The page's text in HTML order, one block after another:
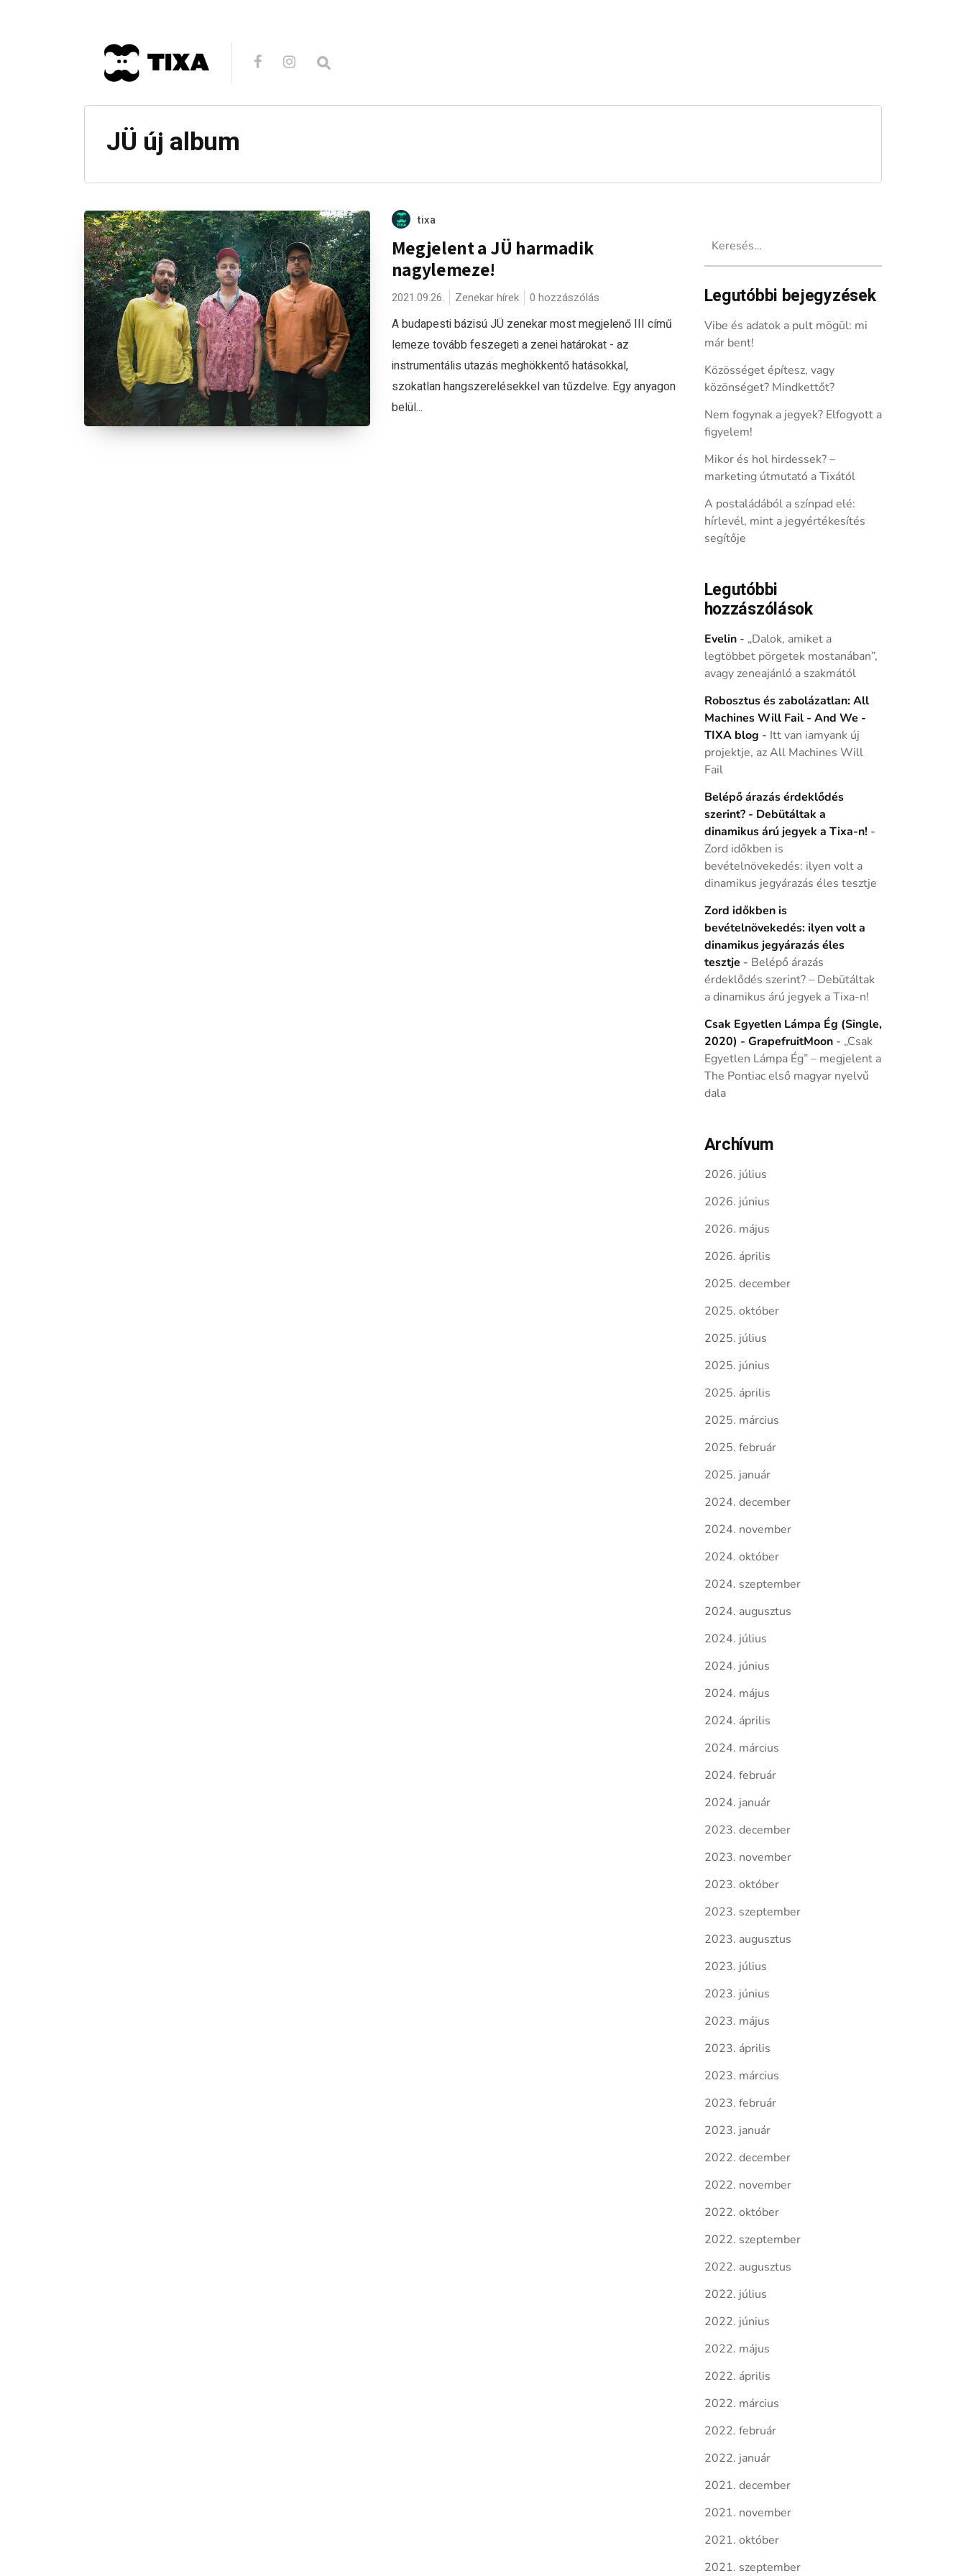
JÜ új album
tixa
Megjelent a JÜ harmadik
nagylemeze!
2021.09.26. Zenekar hírek 0 hozzászólás
A budapesti bázisú JÜ zenekar most megjelenő III című
lemeze tovább feszegeti a zenei határokat - az
instrumentális utazás meghökkentő hatásokkal,
szokatlan hangszerelésekkel van tűzdelve. Egy anyagon
belül...
Legutóbbi bejegyzések
Vibe és adatok a pult mögül: mi
már bent!
Közösséget építesz, vagy
közönséget? Mindkettőt?
Nem fogynak a jegyek? Elfogyott a
figyelem!
Mikor és hol hirdessek? –
marketing útmutató a Tixától
A postaládából a színpad elé:
hírlevél, mint a jegyértékesítés
segítője
Legutóbbi
hozzászólások
Evelin- „Dalok, amiket a
legtöbbet pörgetek mostanában”,
avagy zeneajánló a szakmától
Robosztus és zabolázatlan: All
Machines Will Fail - And We -
TIXA blog - Itt van iamyank új
projektje, az All Machines Will
Fail
Belépő árazás érdeklődés
szerint? - Debütáltak a
dinamikus árú jegyek a Tixa-n! -
Zord időkben is
bevételnövekedés: ilyen volt a
dinamikus jegyárazás éles tesztje
Zord időkben is
bevételnövekedés: ilyen volt a
dinamikus jegyárazás éles
tesztje - Belépő árazás
érdeklődés szerint? – Debütáltak
a dinamikus árú jegyek a Tixa-n!
Csak Egyetlen Lámpa Ég (Single,
2020) - GrapefruitMoon- „Csak
Egyetlen Lámpa Ég” – megjelent a
The Pontiac első magyar nyelvű
dala
Archívum
2026. július
2026. június
2026. május
2026. április
2025. december
2025. október
2025. július
2025. június
2025. április
2025. március
2025. február
2025. január
2024. december
2024. november
2024. október
2024. szeptember
2024. augusztus
2024. július
2024. június
2024. május
2024. április
2024. március
2024. február
2024. január
2023. december
2023. november
2023. október
2023. szeptember
2023. augusztus
2023. július
2023. június
2023. május
2023. április
2023. március
2023. február
2023. január
2022. december
2022. november
2022. október
2022. szeptember
2022. augusztus
2022. július
2022. június
2022. május
2022. április
2022. március
2022. február
2022. január
2021. december
2021. november
2021. október
2021. szeptember